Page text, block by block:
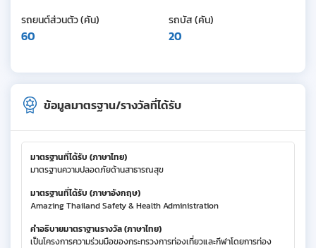
รถยนต์ส่วนตัว (คัน)
60
รถบัส (คัน)
20
ข้อมูลมาตรฐาน/รางวัลที่ได้รับ
มาตรฐานที่ได้รับ (ภาษาไทย)
มาตรฐานความปลอดภัยด้านสาธารณสุข
มาตรฐานที่ได้รับ (ภาษาอังกฤษ)
Amazing Thailand Safety & Health Administration
คำอธิบายมาตราฐานรางวัล (ภาษาไทย)
เป็นโครงการความร่วมมือของกระทรวงการท่องเที่ยวและกีฬาโดยการท่อง